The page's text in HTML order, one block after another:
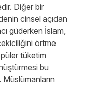
Diğer bir
cinsel açıdan
güderken İslam,
örtme
tüketim
bu